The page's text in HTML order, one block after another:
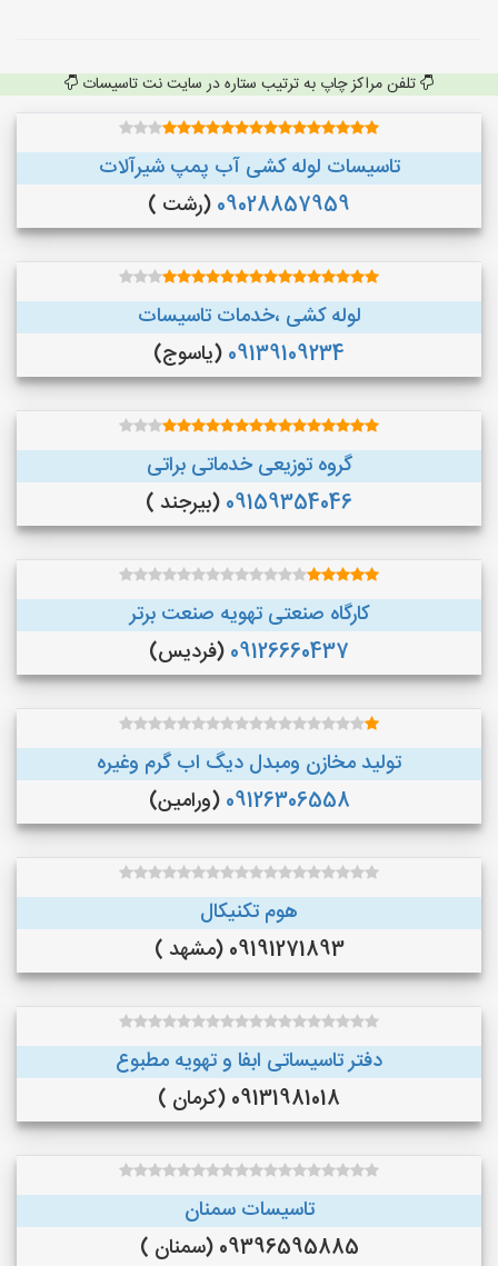
تلفن مراکز چاپ به ترتیب ستاره در سایت نت تاسیسات
تاسیسات لوله کشی آب پمپ شیرآلات
09028857959 (رشت )
لوله کشی ،خدمات تاسیسات
09139109234 (یاسوج)
گروه توزیعی خدماتی براتی
09159354046 (بیرجند )
کارگاه صنعتی تهویه صنعت برتر
09126660437 (فردیس)
تولید مخازن ومبدل دیگ اب گرم وغیره
09126306558 (ورامین)
هوم تکنیکال
09191271893 (مشهد )
دفتر تاسیساتی ابفا و تهویه مطبوع
09131981018 (کرمان )
تاسیسات سمنان
09396595885 (سمنان )